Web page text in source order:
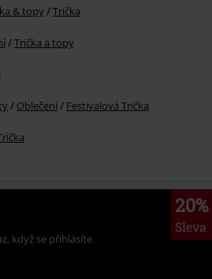
& topy Trička
Trička a topy
Oblečení Festivalová Trička
20%
Sleva
když se přihlásíte